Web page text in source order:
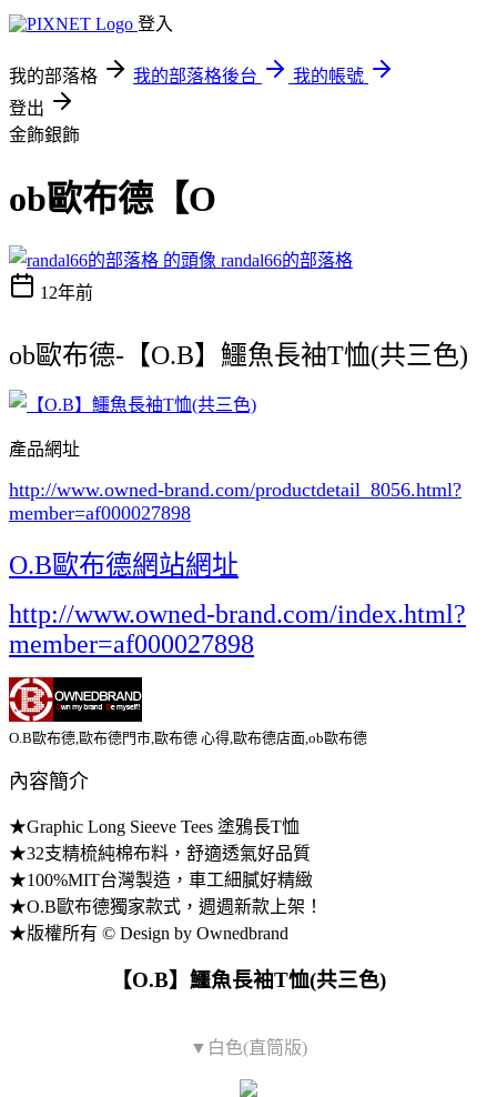
登入
我的部落格 我的部落格後台
我的帳號
登出
金飾銀飾
ob歐布德【O
randal66的部落格
12年前
ob歐布德-【O.B】鱷魚長袖T恤(共三色)
產品網址
http://www.owned-brand.com/productdetail_8056.html?
member=af000027898
O.B歐布德網站網址
http://www.owned-brand.com/index.html?
member=af000027898
O.B歐布德,歐布德門市,歐布德 心得,歐布德店面,ob歐布德
內容簡介
★Graphic Long Sieeve Tees 塗鴉長T恤
★32支精梳純棉布料，舒適透氣好品質
★100%MIT台灣製造，車工細膩好精緻
★O.B歐布德獨家款式，週週新款上架！
★版權所有 © Design by Ownedbrand
【O.B】鱷魚長袖T恤(共三色)
▼白色(直筒版)